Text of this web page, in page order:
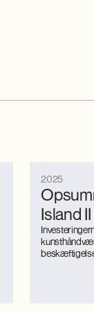
Island
2025